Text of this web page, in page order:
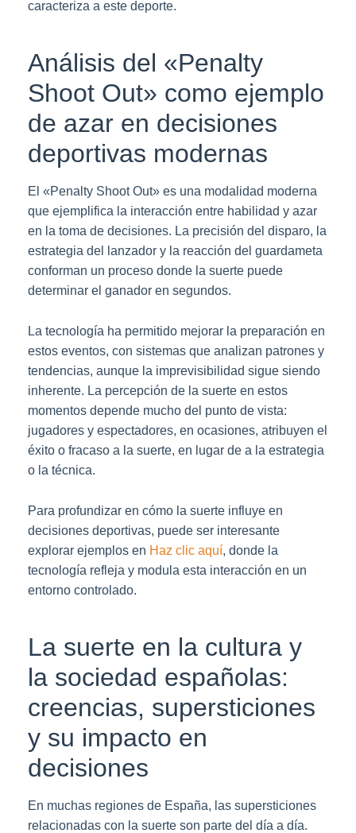
caracteriza a este deporte.
Análisis del «Penalty
Shoot Out» como ejemplo
de azar en decisiones
deportivas modernas
El «Penalty Shoot Out» es una modalidad moderna
que ejemplifica la interacción entre habilidad y azar
en la toma de decisiones. La precisión del disparo, la
estrategia del lanzador y la reacción del guardameta
conforman un proceso donde la suerte puede
determinar el ganador en segundos.
La tecnología ha permitido mejorar la preparación en
estos eventos, con sistemas que analizan patrones y
tendencias, aunque la imprevisibilidad sigue siendo
inherente. La percepción de la suerte en estos
momentos depende mucho del punto de vista:
jugadores y espectadores, en ocasiones, atribuyen el
éxito o fracaso a la suerte, en lugar de a la estrategia
o la técnica.
Para profundizar en cómo la suerte influye en
decisiones deportivas, puede ser interesante
explorar ejemplos en Haz clic aquí, donde la
tecnología refleja y modula esta interacción en un
entorno controlado.
La suerte en la cultura y
la sociedad españolas:
creencias, supersticiones
y su impacto en
decisiones
En muchas regiones de España, las supersticiones
relacionadas con la suerte son parte del día a día.